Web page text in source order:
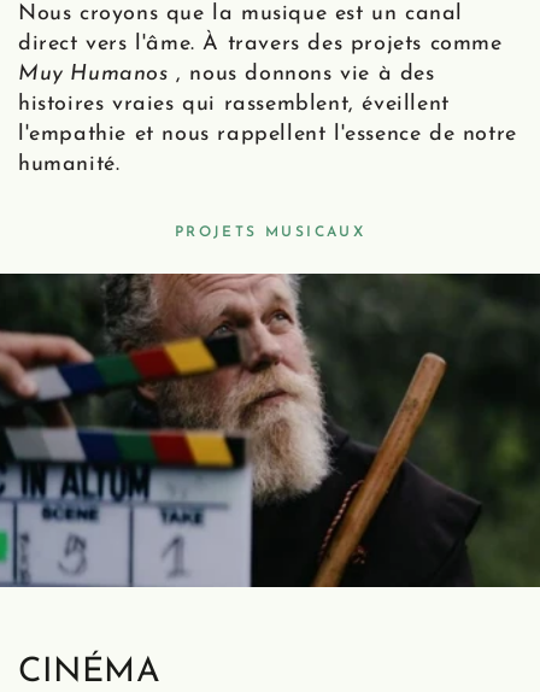
Nous croyons que la musique est un canal
direct vers l'âme. À travers des projets comme
Muy Humanos , nous donnons vie à des
histoires vraies qui rassemblent, éveillent
l'empathie et nous rappellent l'essence de notre
humanité.
PROJETS MUSICAUX
CINÉMA